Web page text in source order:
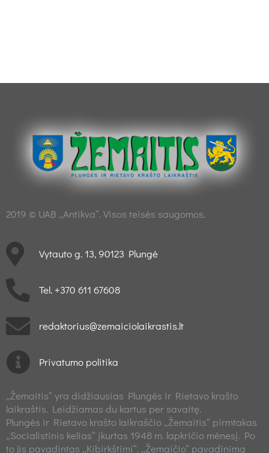
2019 © UAB „Antikva“. Visos teisės saugomos.
Vytauto g. 13, 90123 Plungė
Tel. +370 611 67608
redaktorius@zemaiciolaikrastis.lt
Privatumo politika
„Žemaitis“ yra didžiausias Plungės ir Rietavo krašto
laikraštis. Leidžiamas du kartus per savaitę.
Plungės ir Rietavo krašto laikraščio „Žemaitis“ pirmtakas
„Socialistinis kelias“ įkurtas 1948 m. lapkričio mėnesį. Po
to jis pavadintas „Kibirkštimi“. „Žemaičio“ pavadinimą